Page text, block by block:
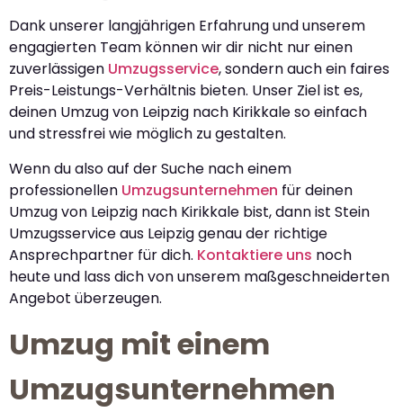
Dank unserer langjährigen Erfahrung und unserem
engagierten Team können wir dir nicht nur einen
zuverlässigen Umzugsservice, sondern auch ein faires
Preis-Leistungs-Verhältnis bieten. Unser Ziel ist es,
deinen Umzug von Leipzig nach Kirikkale so einfach
und stressfrei wie möglich zu gestalten.
Wenn du also auf der Suche nach einem
professionellen Umzugsunternehmen für deinen
Umzug von Leipzig nach Kirikkale bist, dann ist Stein
Umzugsservice aus Leipzig genau der richtige
Ansprechpartner für dich. Kontaktiere uns noch
heute und lass dich von unserem maßgeschneiderten
Angebot überzeugen.
Umzug mit einem
Umzugsunternehmen